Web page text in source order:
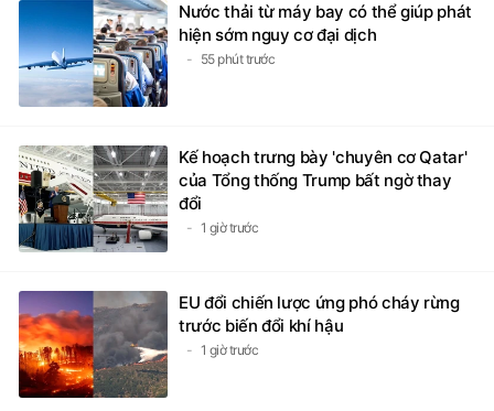
Nước thải từ máy bay có thể giúp phát
hiện sớm nguy cơ đại dịch
55 phút trước
Kế hoạch trưng bày 'chuyên cơ Qatar'
của Tổng thống Trump bất ngờ thay
đổi
1 giờ trước
EU đổi chiến lược ứng phó cháy rừng
trước biến đổi khí hậu
1 giờ trước